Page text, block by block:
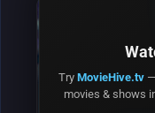
Try MovieHive.tv—
movies & shows